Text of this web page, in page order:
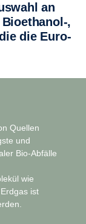
,
die Euro-
Quellen
und
Bio-Abfälle
wie
ist